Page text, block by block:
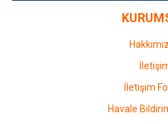
İletişim
Havale